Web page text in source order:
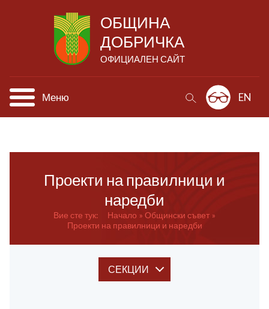
ОБЩИНА
ДОБРИЧКА
ОФИЦИАЛЕН САЙТ
Меню EN
Проекти на правилници и
наредби
Вие сте тук: Начало Общински съвет
Проекти на правилници и наредби
СЕКЦИИ